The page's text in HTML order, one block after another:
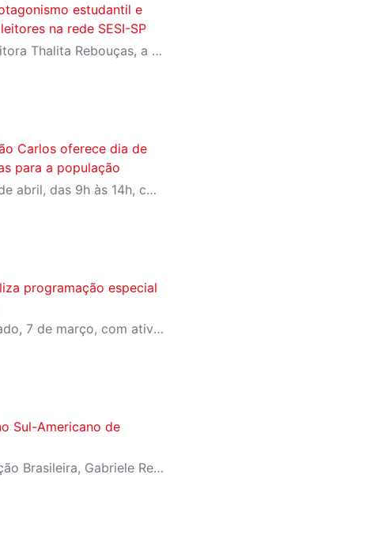
estudantil e
na rede SESI-SP
Com homenagens à escritora Thalita Rebouças, a Semana do Livro e da Biblioteca promove criatividade, produção autoral e diferentes formas de expressão entre estudantes da Educação Infantil à EJA
Carlos oferece dia de
para a população
Evento acontece em 25 de abril, das 9h às 14h, com programação para todas as idades
programação especial
Evento acontece no sábado, 7 de março, com atividades de bem-estar, oficinas e show de encerramento
Sul-Americano de
Convocadas para a Seleção Brasileira, Gabriele Reis e Maria Luiza Simão conquistam ouro e prata em Formosa, na Argentina